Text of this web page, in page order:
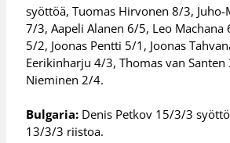
syöttöä, Tuomas Hirvonen 8/3,
7/3, Aapeli Alanen 6/5, Leo
5/2, Joonas Pentti 5/1, Joonas
Eerikinharju 4/3, Thomas van Santen
Nieminen 2/4.
Bulgaria: Denis Petkov 15/3/3
13/3/3 riistoa.